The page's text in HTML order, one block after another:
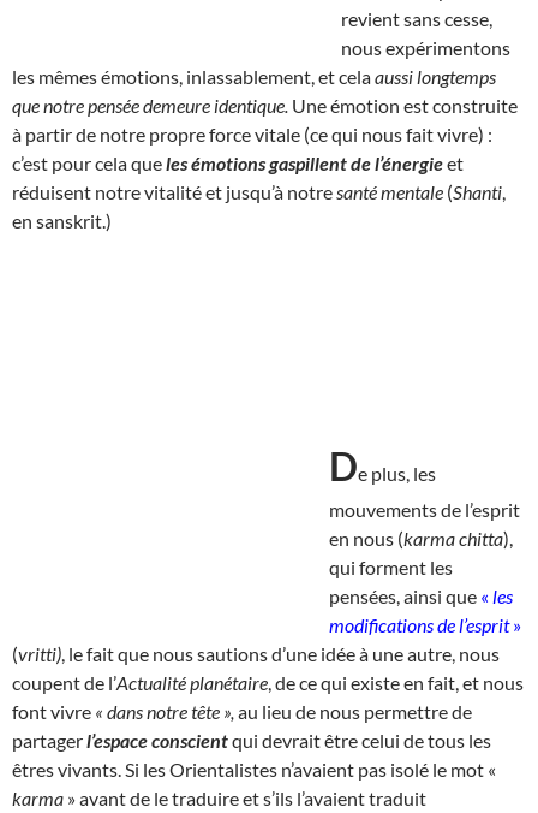
revient sans cesse,
nous expérimentons
les mêmes émotions, inlassablement, et celaaussi longtemps
que notre pensée demeure identique. Une émotion est construite
à partir de notre propre force vitale (ce qui nous fait vivre) :
c’est pour cela queles émotions gaspillent de l’énergieet
réduisent notre vitalité et jusqu’à notre santé mentale (Shanti
en sanskrit.)
De plus, les
mouvements de l’esprit
en nous (karma chitta),
qui forment les
pensées, ainsi que « les
modifications de l’esprit»
(vritti) , le fait que nous sautions d’une idée à une autre, nous
coupent de l’Actualité planétaire , de ce qui existe en fait, et nous
font vivre « dans notre tête », au lieu de nous permettre de
partagerl’espace conscientqui devrait être celui de tous les
êtres vivants. Si les Orientalistes n’avaient pas isolé le mot «
karma » avant de le traduire et s’ils l’avaient traduit